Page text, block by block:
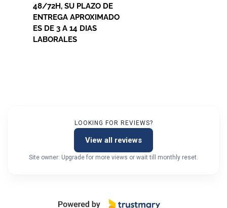
48/72H, SU PLAZO DE
ENTREGA APROXIMADO
ES DE 3 A 14 DIAS
LABORALES
LOOKING FOR REVIEWS?
View all reviews
Site owner: Upgrade for more views or wait till monthly reset.